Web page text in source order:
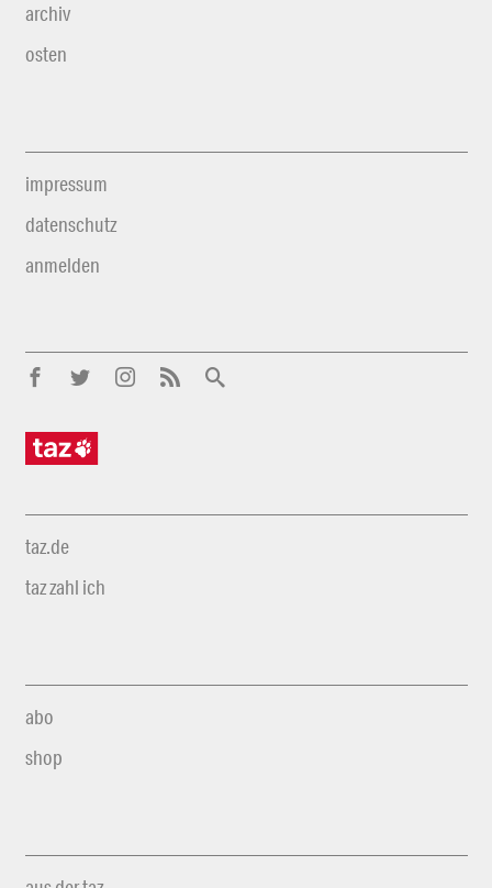
archiv
osten
impressum
datenschutz
anmelden
taz.de
taz zahl ich
abo
shop